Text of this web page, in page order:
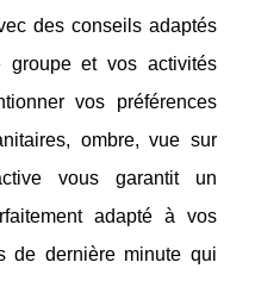
des conseils adaptés
groupe et vos activités
vos préférences
ombre, vue sur
vous garantit un
adapté à vos
de dernière minute qui